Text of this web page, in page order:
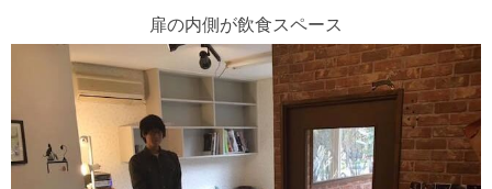
扉の内側が飲食スペース